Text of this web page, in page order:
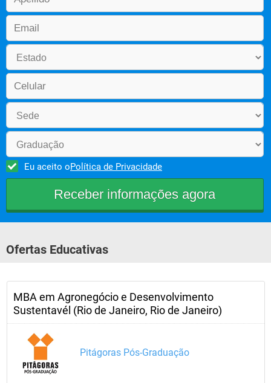
Eu aceito oPolítica de Privacidade
Ofertas Educativas
MBA em Agronegócio e Desenvolvimento
Sustentavél (Rio de Janeiro, Rio de Janeiro)
Pitágoras Pós-Graduação